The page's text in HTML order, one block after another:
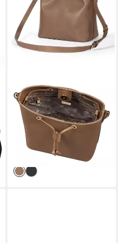
ROECKL
Schultertasche Pitti Saffiano
Shoulderbag, aus echtem
Rindsleder
ab 291,75 €
UVP
-25%
lieferbar - in 5-6 Werktagen bei dir